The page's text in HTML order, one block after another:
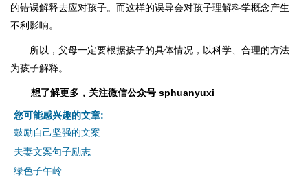
的错误解释去应对孩子。而这样的误导会对孩子理解科学概念产生
不利影响。
所以，父母一定要根据孩子的具体情况，以科学、合理的方法
为孩子解释。
想了解更多，关注微信公众号 sphuanyuxi
您可能感兴趣的文章:
鼓励自己坚强的文案
夫妻文案句子励志
绿色子午岭